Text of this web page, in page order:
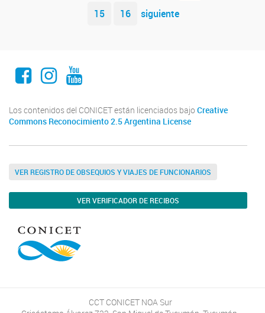
15
16 siguiente
Facebook
Instagram
Youtube
Los contenidos del CONICET están licenciados bajo Creative
Commons Reconocimiento 2.5 Argentina License
VER REGISTRO DE OBSEQUIOS Y VIAJES DE FUNCIONARIOS
VER VERIFICADOR DE RECIBOS
CCT CONICET NOA Sur